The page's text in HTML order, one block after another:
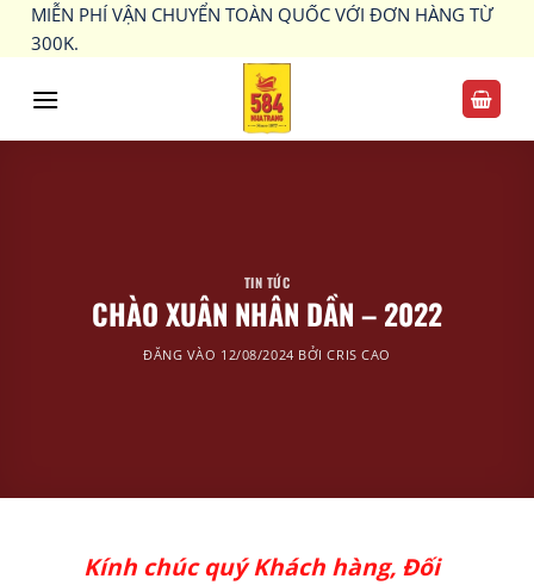
qua
dung
MIỄN PHÍ VẬN CHUYỂN TOÀN QUỐC VỚI ĐƠN HÀNG TỪ
300K.
TIN TỨC
CHÀO XUÂN NHÂN DẦN – 2022
ĐĂNG VÀO 12/08/2024 BỞICRIS CAO
Kính chúc quý Khách hàng, Đối